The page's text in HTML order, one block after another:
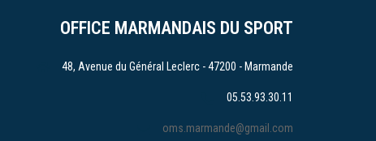
OFFICE MARMANDAIS DU SPORT
48, Avenue du Général Leclerc - 47200 - Marmande
05.53.93.30.11
oms.marmande@gmail.com